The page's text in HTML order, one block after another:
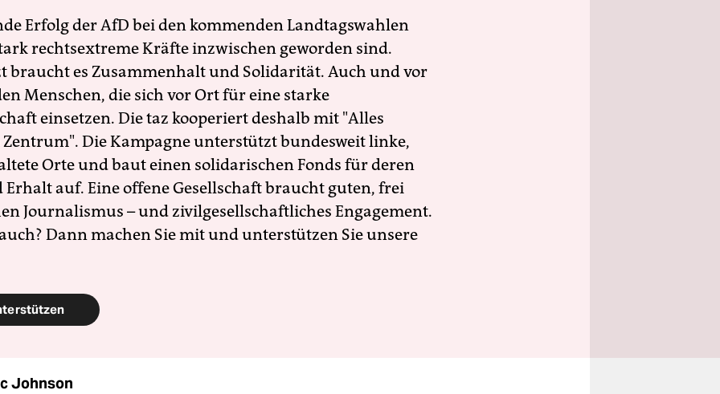
Erfolg der AfD bei den kommenden Landtagswahlen
rechtsextreme Kräfte inzwischen geworden sind.
braucht es Zusammenhalt und Solidarität. Auch und vor
Menschen, die sich vor Ort für eine starke
einsetzen. Die taz kooperiert deshalb mit "Alles
Die Kampagne unterstützt bundesweit linke,
Orte und baut einen solidarischen Fonds für deren
Erhalt auf. Eine offene Gesellschaft braucht guten, frei
Journalismus – und zivilgesellschaftliches Engagement.
Dann machen Sie mit und unterstützen Sie unsere
Johnson